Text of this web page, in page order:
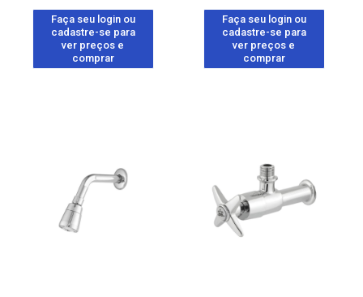
Faça seu login ou
cadastre-se para
ver preços e
comprar
Faça seu login ou
cadastre-se para
ver preços e
comprar